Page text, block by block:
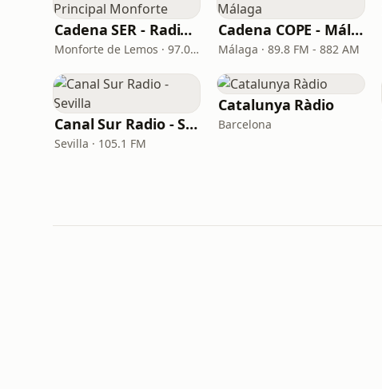
Cadena SER - Radio Principal Monforte
Monforte de Lemos · 97.0 FM
Cadena COPE - Málaga
Málaga · 89.8 FM - 882 AM
Canal Sur Radio - Sevilla
Sevilla · 105.1 FM
Catalunya Ràdio
Barcelona